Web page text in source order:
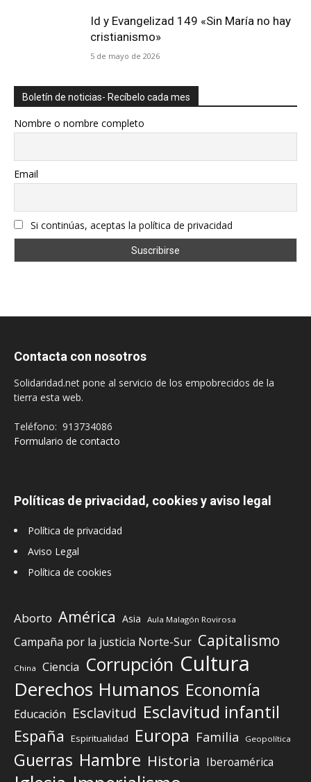
Id y Evangelizad 149 «Sin María no hay
cristianismo»
5 de mayo de 2026
Boletín de noticias- Recíbelo cada mes
Nombre o nombre completo
Email
Si continúas, aceptas la política de privacidad
Contacta con nosotros
Solidaridad.net pone al servicio de los empobrecidos de la
tierra esta web.
Teléfono: 913734086
Formulario de contacto
Políticas de privacidad, cookies y aviso legal
Política de privacidad
Aviso Legal
Política de cookies
Aborto América Asia Aula Malagón Rovirosa
Campaña por la justicia Norte-Sur Capitalismo
China Ciencia Corrupción Cultura
Derechos Humanos Economía
Educación Esclavitud Esclavitud infantil
España Espiritualidad Europa Familia Geopolítica
Guerras Hambre Historia Iberoamérica